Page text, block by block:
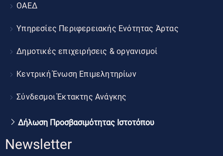
ΟΑΕΔ
Υπηρεσίες Περιφερειακής Ενότητας Άρτας
Δημοτικές επιχειρήσεις & οργανισμοί
Κεντρική Ένωση Επιμελητηρίων
Σύνδεσμοι Έκτακτης Ανάγκης
Δήλωση Προσβασιμότητας Ιστοτόπου
Newsletter